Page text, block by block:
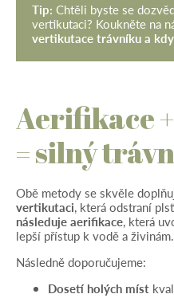
Tip: Chtěli byste se
vertikutaci? Koukněte na
vertikutace trávníku a
Aerifikace
= silný
Obě metody se skvěle
vertikutaci, která odstraní
následuje aerifikace, která
lepší přístup k vodě a živinám.
Následně doporučujeme:
Dosetí holých míst